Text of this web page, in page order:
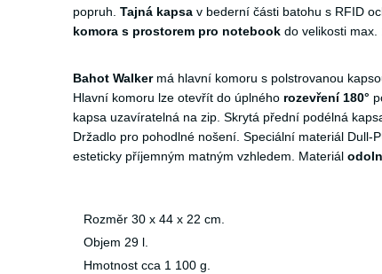
popruh. Tajná kapsa v bederní části batohu s RFID
komora s prostorem pro notebook do velikosti max.
Bahot Walkermá hlavní komoru s polstrovanou
Hlavní komoru lze otevřít do úplného rozevření 180°
kapsa uzavíratelná na zip. Skrytá přední podélná
Držadlo pro pohodlné nošení. Speciální materiál Dull-
esteticky příjemným matným vzhledem. Materiál
Rozměr 30 x 44 x 22 cm.
Objem 29 l.
Hmotnost cca 1 100 g.